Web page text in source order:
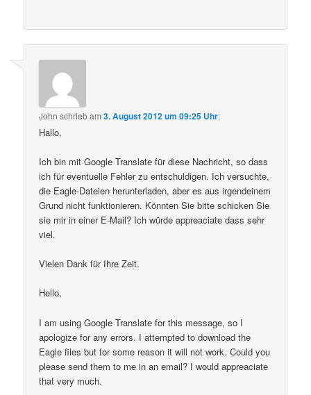
John schriebam3. August 2012 um 09:25 Uhr:
Hallo,
Ich bin mit Google Translate für diese Nachricht, so dass
ich für eventuelle Fehler zu entschuldigen. Ich versuchte,
die Eagle-Dateien herunterladen, aber es aus irgendeinem
Grund nicht funktionieren. Könnten Sie bitte schicken Sie
sie mir in einer E-Mail? Ich würde appreaciate dass sehr
viel.
Vielen Dank für Ihre Zeit.
Hello,
I am using Google Translate for this message, so I
apologize for any errors. I attempted to download the
Eagle files but for some reason it will not work. Could you
please send them to me in an email? I would appreaciate
that very much.